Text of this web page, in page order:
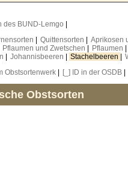
des BUND-Lemgo
Quittensorten Aprikosen
Pflaumen und Zwetschen Pflaumen
Johannisbeeren Stachelbeeren
Obstsortenwerk [_] ID in der OSDB
Obstsorten